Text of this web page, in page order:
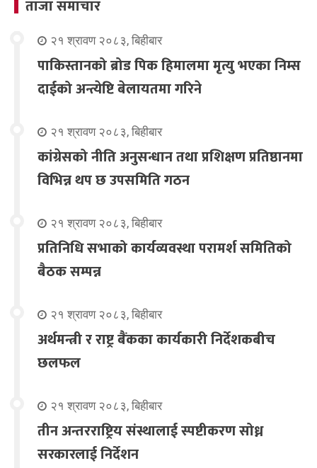
ताजा समाचार
२१ श्रावण २०८३, बिहीबार
पाकिस्तानको ब्रोड पिक हिमालमा मृत्यु भएका निम्स
दाईको अन्त्येष्टि बेलायतमा गरिने
२१ श्रावण २०८३, बिहीबार
कांग्रेसको नीति अनुसन्धान तथा प्रशिक्षण प्रतिष्ठानमा
विभिन्न थप छ उपसमिति गठन
२१ श्रावण २०८३, बिहीबार
प्रतिनिधि सभाको कार्यव्यवस्था परामर्श समितिको
बैठक सम्पन्न
२१ श्रावण २०८३, बिहीबार
अर्थमन्त्री र राष्ट्र बैंकका कार्यकारी निर्देशकबीच
छलफल
२१ श्रावण २०८३, बिहीबार
तीन अन्तरराष्ट्रिय संस्थालाई स्पष्टीकरण सोध्न
सरकारलाई निर्देशन